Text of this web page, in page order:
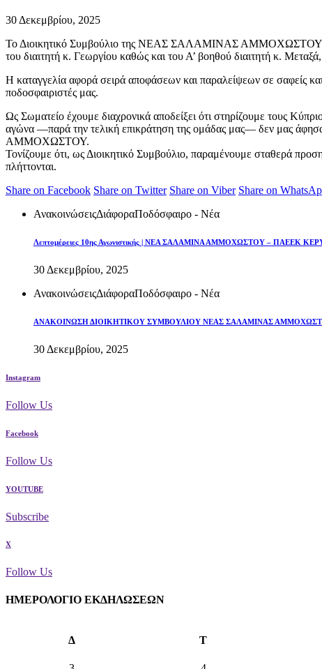
30 Δεκεμβρίου, 2025
Το Διοικητικό Συμβούλιο της ΝΕΑΣ ΣΑΛΑΜΙΝΑΣ ΑΜΜΟΧΩΣΤΟΥ
του διαιτητή κ. Γεωργίου καθώς και του Α’ βοηθού διαιτητή κ.
Η καταγγελία αφορά σειρά αποφάσεων και παραλείψεων σε σαφείς
ποδοσφαιριστές μας.
Ως Σωματείο έχουμε διαχρονικά αποδείξει ότι στηρίζουμε τους
αγώνα —παρά την τελική επικράτηση της ομάδας μας— δεν μας
ΑΜΜΟΧΩΣΤΟΥ.
Τονίζουμε ότι, ως Διοικητικό Συμβούλιο, παραμένουμε σταθερά
πλήττονται.
Share on Facebook Share on Twitter Share on Viber Share on
ΑνακοινώσειςΔιάφοραΠοδόσφαιρο - Νέα
Λεπτομέρειες 10ης Αγωνιστικής | ΝΕΑ ΣΑΛΑΜΙΝΑ ΑΜΜΟΧΩΣΤΟΥ – ΠΑΕΕΚ
30 Δεκεμβρίου, 2025
ΑνακοινώσειςΔιάφοραΠοδόσφαιρο - Νέα
ΑΝΑΚΟΙΝΩΣΗ ΔΙΟΙΚΗΤΙΚΟΥ ΣΥΜΒΟΥΛΙΟΥ ΝΕΑΣ ΣΑΛΑΜΙΝΑΣ
30 Δεκεμβρίου, 2025
Instagram
Follow Us
Facebook
Follow Us
YOUTUBE
Subscribe
X
Follow Us
ΗΜΕΡΟΛΟΓΙΟ ΕΚΔΗΛΩΣΕΩΝ
Δ
Τ